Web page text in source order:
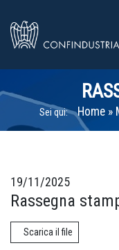
Sei qui: Home»
19/11/2025
Rassegna
Scarica il file